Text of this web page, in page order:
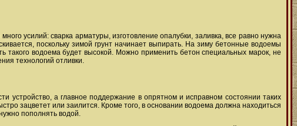
усилий: сварка арматуры, изготовление опалубки, заливка, все равно нужна
поскольку зимой грунт начинает выпирать. На зиму бетонные водоемы
такого водоема будет высокой. Можно применить бетон специальных марок, не
технологий отливки.
а главное поддержание в опрятном и исправном состоянии таких
зацветет или заилится. Кроме того, в основании водоема должна находиться
пополнять водой.